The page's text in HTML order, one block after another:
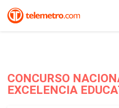
CONCURSO
EXCELENCIA